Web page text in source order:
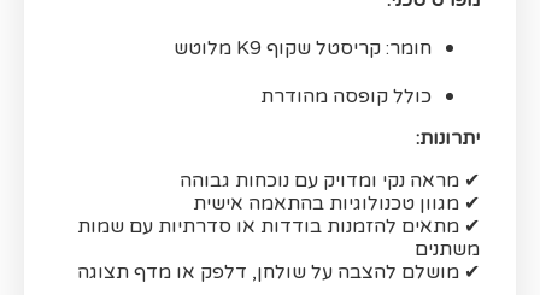
חומר: קריסטל שקוף K9 מלוטש
כולל קופסה מהודרת
יתרונות:
✔ מראה נקי ומדויק עם נוכחות גבוהה
✔ מגוון טכנולוגיות בהתאמה אישית
✔ מתאים להזמנות בודדות או סדרתיות עם שמות
משתנים
✔ מושלם להצבה על שולחן, דלפק או מדף תצוגה